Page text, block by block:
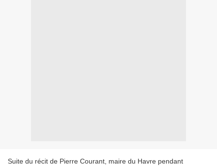
Suite du récit de Pierre Courant, maire du Havre pendant